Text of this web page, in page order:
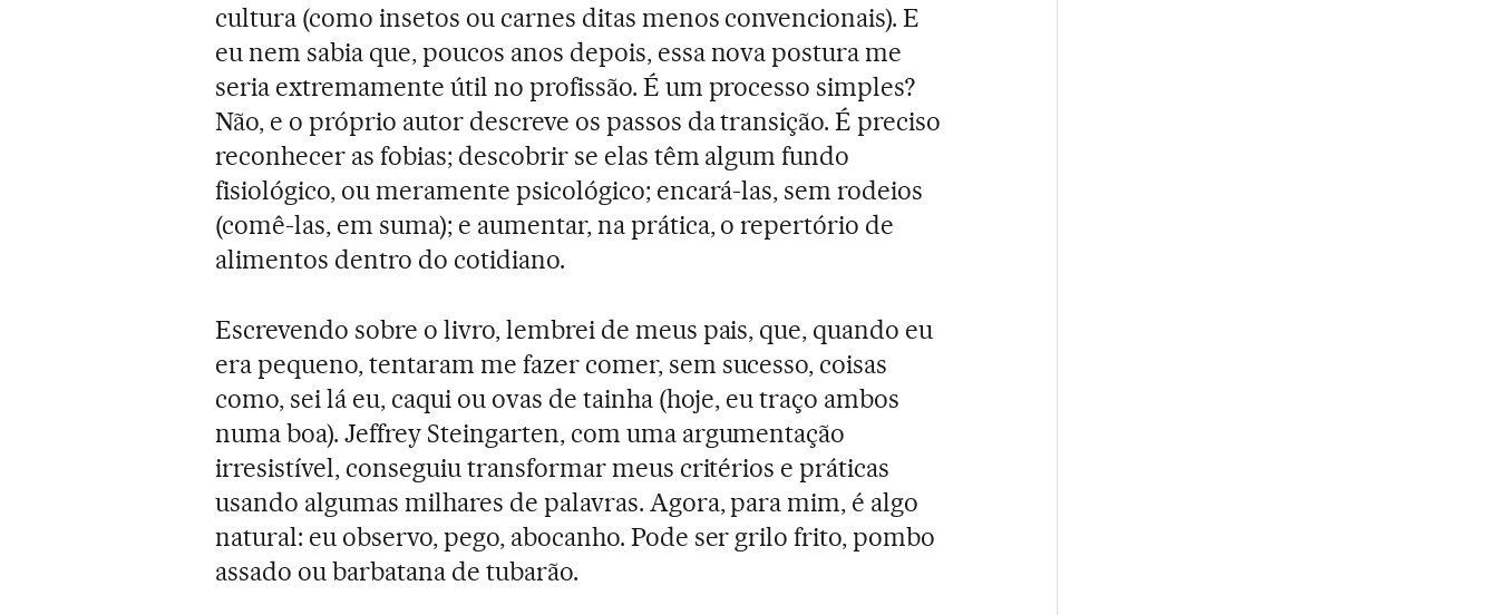
cultura (como insetos ou carnes ditas menos convencionais). E
eu nem sabia que, poucos anos depois, essa nova postura me
seria extremamente útil no profissão. É um processo simples?
Não, e o próprio autor descreve os passos da transição. É preciso
reconhecer as fobias; descobrir se elas têm algum fundo
fisiológico, ou meramente psicológico; encará-las, sem rodeios
(comê-las, em suma); e aumentar, na prática, o repertório de
alimentos dentro do cotidiano.
Escrevendo sobre o livro, lembrei de meus pais, que, quando eu
era pequeno, tentaram me fazer comer, sem sucesso, coisas
como, sei lá eu, caqui ou ovas de tainha (hoje, eu traço ambos
numa boa). Jeffrey Steingarten, com uma argumentação
irresistível, conseguiu transformar meus critérios e práticas
usando algumas milhares de palavras. Agora, para mim, é algo
natural: eu observo, pego, abocanho. Pode ser grilo frito, pombo
assado ou barbatana de tubarão.